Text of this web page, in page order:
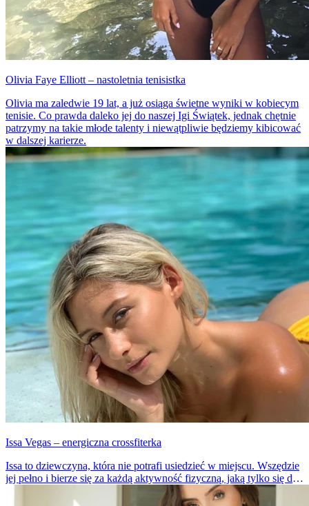
Olivia Faye Elliott – nastoletnia tenisistka
Olivia ma zaledwie 19 lat, a już osiąga świetne wyniki w kobiecym
tenisie. Co prawda daleko jej do naszej Igi Świątek, jednak chętnie
patrzymy na takie młode talenty i niewątpliwie będziemy kibicować
w dalszej karierze.
Issa Vegas – energiczna crossfiterka
Issa to dziewczyna, która nie potrafi usiedzieć w miejscu. Wszędzie
jej pełno i bierze się za każdą aktywność fizyczną, jaką tylko się da.
Uwielbia się ruszać i ćwiczyć, a pomiędzy seriami zawsze zrobi
jakąś fotkę i wrzuci ją na swojego Instagrama.